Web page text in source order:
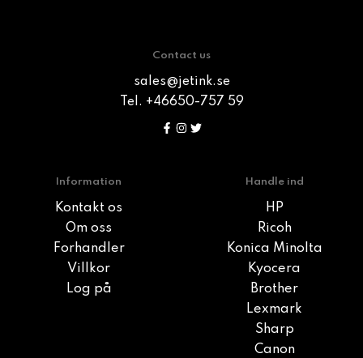
Contact us
sales@jetink.se
Tel. +46650-757 59
Information
Kontakt os
Om oss
Forhandler
Villkor
Log på
Handle ind
HP
Ricoh
Konica Minolta
Kyocera
Brother
Lexmark
Sharp
Canon